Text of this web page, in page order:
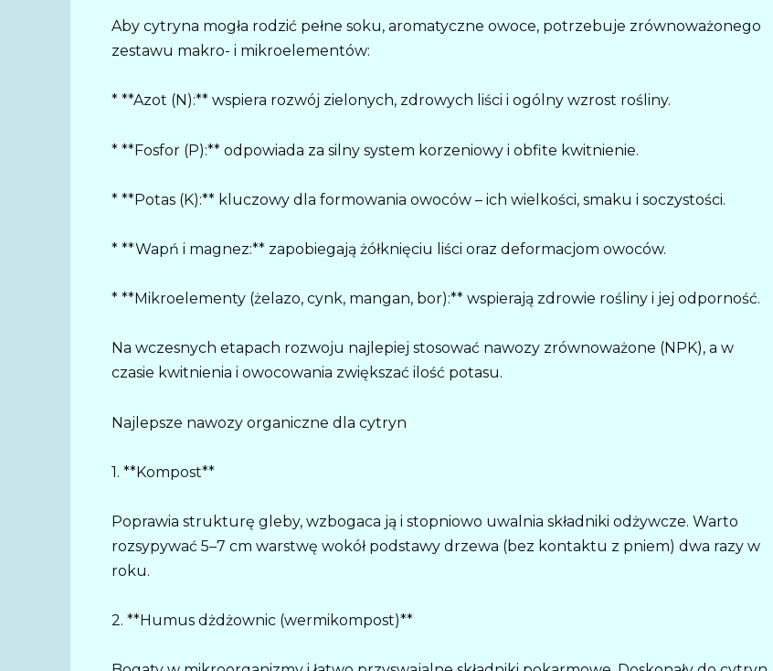
Aby cytryna mogła rodzić pełne soku, aromatyczne owoce, potrzebuje zrównoważonego
zestawu makro- i mikroelementów:
* **Azot (N):** wspiera rozwój zielonych, zdrowych liści i ogólny wzrost rośliny.
* **Fosfor (P):** odpowiada za silny system korzeniowy i obfite kwitnienie.
* **Potas (K):** kluczowy dla formowania owoców – ich wielkości, smaku i soczystości.
* **Wapń i magnez:** zapobiegają żółknięciu liści oraz deformacjom owoców.
* **Mikroelementy (żelazo, cynk, mangan, bor):** wspierają zdrowie rośliny i jej odporność.
Na wczesnych etapach rozwoju najlepiej stosować nawozy zrównoważone (NPK), a w
czasie kwitnienia i owocowania zwiększać ilość potasu.
Najlepsze nawozy organiczne dla cytryn
1. **Kompost**
Poprawia strukturę gleby, wzbogaca ją i stopniowo uwalnia składniki odżywcze. Warto
rozsypywać 5–7 cm warstwę wokół podstawy drzewa (bez kontaktu z pniem) dwa razy w
roku.
2. **Humus dżdżownic (wermikompost)**